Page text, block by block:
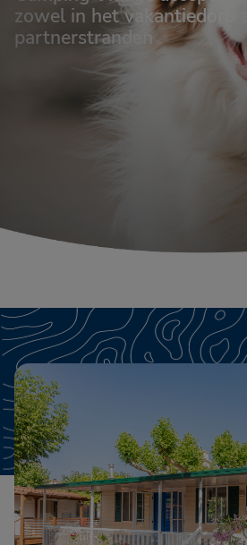
zowel in het vakantiedorp
partnerstranden